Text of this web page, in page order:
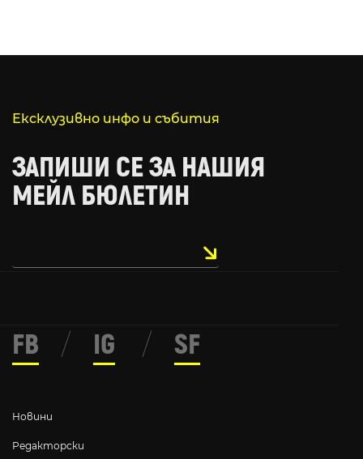
Ексклузивно инфо и събития
ЗАПИШИ СЕ ЗА НАШИЯ
МЕЙЛ БЮЛЕТИН
Новини
Редакторски
FB / IG / SF